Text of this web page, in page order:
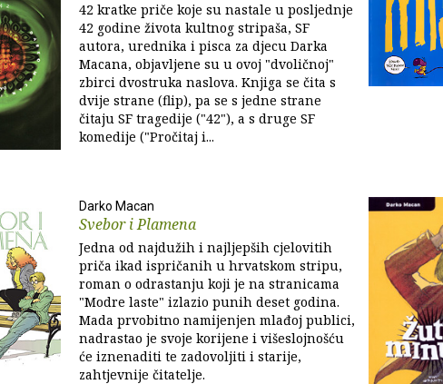
42 kratke priče koje su nastale u posljednje
42 godine života kultnog stripaša, SF
autora, urednika i pisca za djecu Darka
Macana, objavljene su u ovoj "dvoličnoj"
zbirci dvostruka naslova. Knjiga se čita s
dvije strane (flip), pa se s jedne strane
čitaju SF tragedije ("42"), a s druge SF
komedije ("Pročitaj i...
Darko Macan
Svebor i Plamena
Jedna od najdužih i najljepših cjelovitih
priča ikad ispričanih u hrvatskom stripu,
roman o odrastanju koji je na stranicama
"Modre laste" izlazio punih deset godina.
Mada prvobitno namijenjen mlađoj publici,
nadrastao je svoje korijene i višeslojnošću
će iznenaditi te zadovoljiti i starije,
zahtjevnije čitatelje.